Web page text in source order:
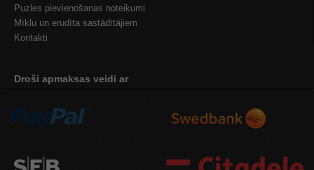
Puzles pievienošanas noteikumi
Mīklu un erudīta sastādītājiem
Kontakti
Droši apmaksas veidi ar